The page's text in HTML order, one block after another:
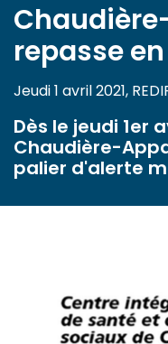
repasse
Jeudi 1 avril 2021,
Dès le jeudi 1er
Chaudière-
palier d'alerte